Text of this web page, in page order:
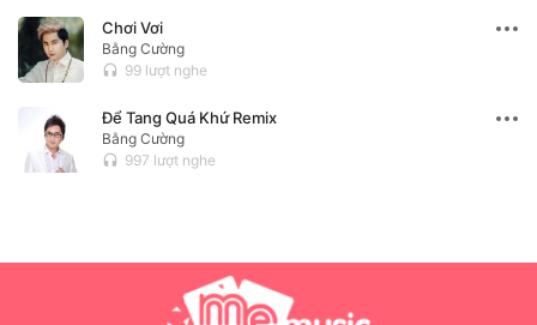
Chơi Vơi
Bằng Cường
headset 99 lượt nghe
Để Tang Quá Khứ Remix
Bằng Cường
headset 997 lượt nghe